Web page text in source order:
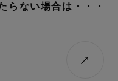
らない場合は・・・